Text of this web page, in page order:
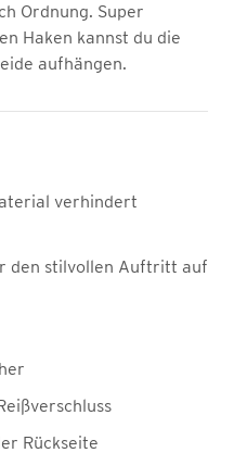
Ordnung. Super
Haken kannst du die
aufhängen.
verhindert
den stilvollen Auftritt auf
Rückseite